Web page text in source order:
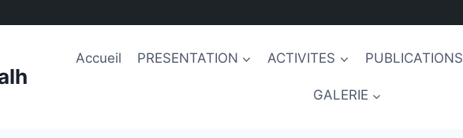
Accueil PRESENTATION ACTIVITES PUBLICATIONS
GALERIE